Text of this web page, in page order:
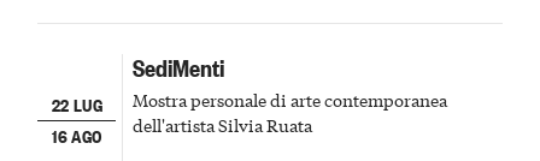
22 LUG
16 AGO
SediMenti
Mostra personale di arte contemporanea
dell'artista Silvia Ruata